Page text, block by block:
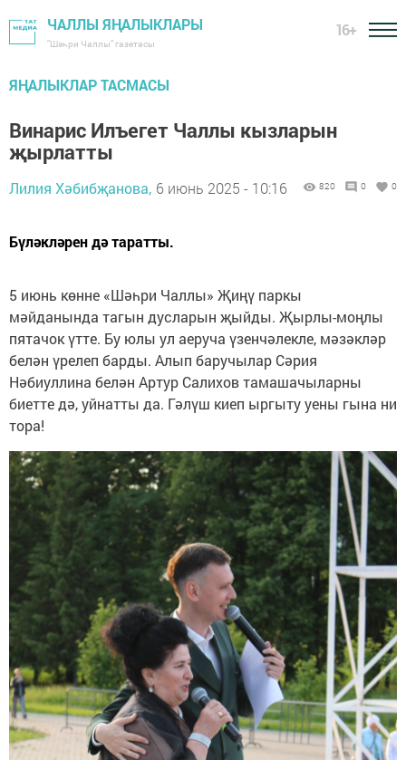
ЧАЛЛЫ ЯҢАЛЫКЛАРЫ
"Шәһри Чаллы" газетасы
16+
ЯҢАЛЫКЛАР ТАСМАСЫ
Винарис Илъегет Чаллы кызларын
җырлатты
Лилия Хәбибҗанова, 6 июнь 2025 - 10:16 820 0 0
Бүләкләрен дә таратты.
5 июнь көнне «Шәһри Чаллы» Җиңү паркы
мәйданында тагын дусларын җыйды. Җырлы-моңлы
пятачок үтте. Бу юлы ул аеруча үзенчәлекле, мәзәкләр
белән үрелеп барды. Алып баручылар Сәрия
Нәбиуллина белән Артур Салихов тамашачыларны
биетте дә, уйнатты да. Гәлүш киеп ыргыту уены гына ни
тора!